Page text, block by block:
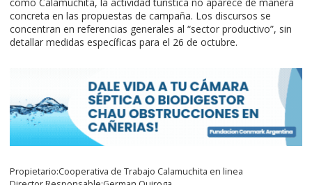
concreta en las propuestas de campaña. Los discursos se
concentran en referencias generales al “sector productivo”, sin
detallar medidas específicas para el 26 de octubre.
Propietario:Cooperativa de Trabajo Calamuchita en linea